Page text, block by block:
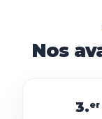
Nos
3.er